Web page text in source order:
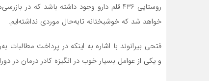
روستایی ۴۳۶ قلم دارو وجود داشته باشد که
خواهد شد که خوشبختانه تابه‌حال موردی نداشته‌ایم.
فتحی بیرانوند با اشاره به اینکه در پرداخت
و یکی از عوامل بسیار خوب در انگیزه کادر درمان در